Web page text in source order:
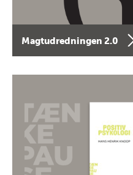
Magtudredningen 2.0